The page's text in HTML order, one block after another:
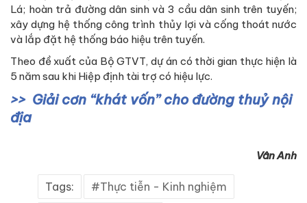
Lá; hoàn trả đường dân sinh và 3 cầu dân sinh trên tuyến;
xây dựng hệ thống công trình thủy lợi và cống thoát nước
và lắp đặt hệ thống báo hiệu trên tuyến.
Theo đề xuất của Bộ GTVT, dự án có thời gian thực hiện là
5 năm sau khi Hiệp định tài trợ có hiệu lực.
Giải cơn “khát vốn” cho đường thuỷ nội
địa
Vân Anh
Tags: Thực tiễn - Kinh nghiệm